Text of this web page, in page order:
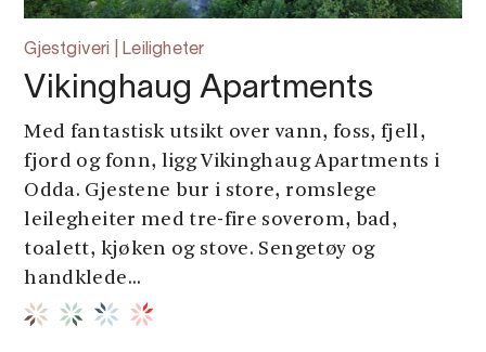
Gjestgiveri | Leiligheter
Vikinghaug Apartments
Med fantastisk utsikt over vann, foss, fjell,
fjord og fonn, ligg Vikinghaug Apartments i
Odda. Gjestene bur i store, romslege
leilegheiter med tre-fire soverom, bad,
toalett, kjøken og stove. Sengetøy og
handklede...